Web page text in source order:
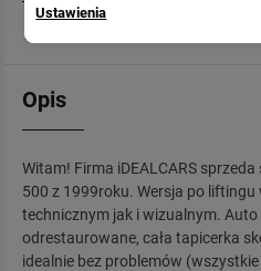
Opis
Witam! Firma iDEALCARS
500 z 1999roku. Wersja po
technicznym jak i wizualnym.
odrestaurowane, cała tapicerka
idealnie bez problemów
Ustawienia